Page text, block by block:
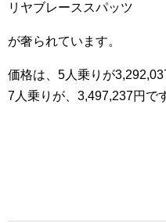
リヤブレーススパッツ
が奢られています。
価格は、5人乗りが
7人乗りが、3,497,237円で